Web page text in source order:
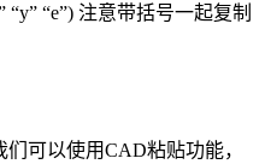
“y” “e”) 注意带括号一起复制
们可以使用CAD粘贴功能，